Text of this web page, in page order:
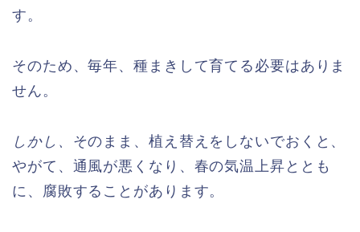
す。
そのため、毎年、種まきして育てる必要はありま
せん。
しかし、 そのまま、植え替えをしないでおくと、
やがて、通風が悪くなり、春の気温上昇ととも
に、腐敗することがあります。